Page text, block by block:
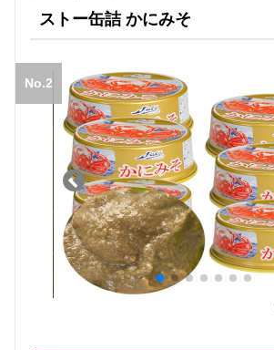
ストー缶詰 かにみそ
No.2